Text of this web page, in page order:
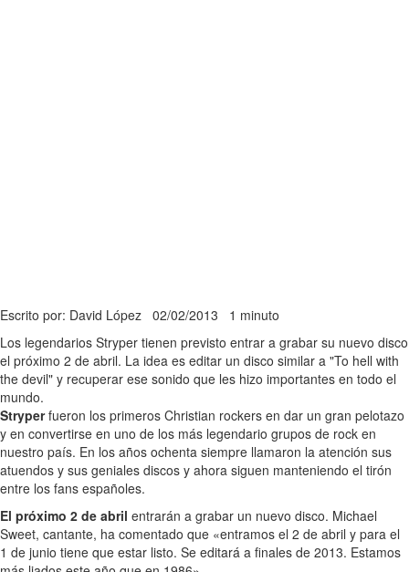
Escrito por: David López 02/02/2013 1 minuto
Los legendarios Stryper tienen previsto entrar a grabar su nuevo disco
el próximo 2 de abril. La idea es editar un disco similar a "To hell with
the devil" y recuperar ese sonido que les hizo importantes en todo el
mundo.
Stryperfueron los primeros Christian rockers en dar un gran pelotazo
y en convertirse en uno de los más legendario grupos de rock en
nuestro país. En los años ochenta siempre llamaron la atención sus
atuendos y sus geniales discos y ahora siguen manteniendo el tirón
entre los fans españoles.
El próximo 2 de abril entrarán a grabar un nuevo disco. Michael
Sweet, cantante, ha comentado que «entramos el 2 de abril y para el
1 de junio tiene que estar listo. Se editará a finales de 2013. Estamos